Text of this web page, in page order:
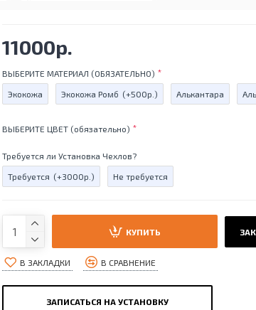
11000р.
ВЫБЕРИТЕ МАТЕРИАЛ (ОБЯЗАТЕЛЬНО)
Экокожа Экокожа Ромб (+500р.) Алькантара
ВЫБЕРИТЕ ЦВЕТ (обязательно)
Требуется ли Установка Чехлов?
Требуется (+3000р.) Не требуется
КУПИТЬ
В ЗАКЛАДКИ В СРАВНЕНИЕ
ЗАПИСАТЬСЯ НА УСТАНОВКУ